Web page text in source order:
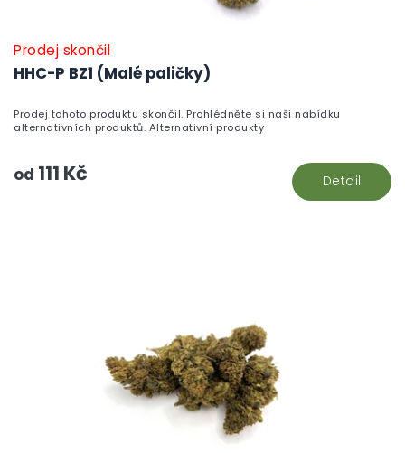
HHC-P BZ1 (Malé paličky)
Prodej skončil
od 111 Kč Detail
Prodej tohoto produktu skončil. Prohlédněte si naši nabídku
alternativních produktů. Alternativní produkty